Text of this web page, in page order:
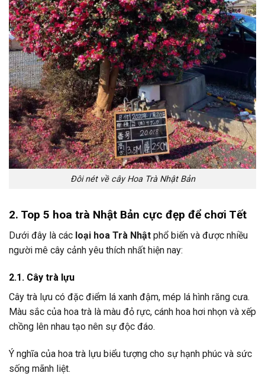
Đôi nét về cây Hoa Trà Nhật Bản
2. Top 5 hoa trà Nhật Bản cực đẹp để chơi Tết
Dưới đây là các loại hoa Trà Nhật phổ biến và được nhiều
người mê cây cảnh yêu thích nhất hiện nay:
2.1. Cây trà lựu
Cây trà lựu có đặc điểm lá xanh đậm, mép lá hình răng cưa.
Màu sắc của hoa trà là màu đỏ rực, cánh hoa hơi nhọn và xếp
chồng lên nhau tạo nên sự độc đáo.
Ý nghĩa của hoa trà lựu biểu tượng cho sự hạnh phúc và sức
sống mãnh liệt.